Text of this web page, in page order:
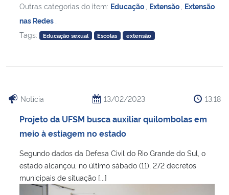
Outras categorias do item: Educação Extensão Extensão
nas Redes
Tags:
Educação sexual Escolas extensão
Notícia 13/02/2023 13:18
Projeto da UFSM busca auxiliar quilombolas em
meio à estiagem no estado
Segundo dados da Defesa Civil do Rio Grande do Sul, o
estado alcançou, no último sábado (11), 272 decretos
municipais de situação [...]